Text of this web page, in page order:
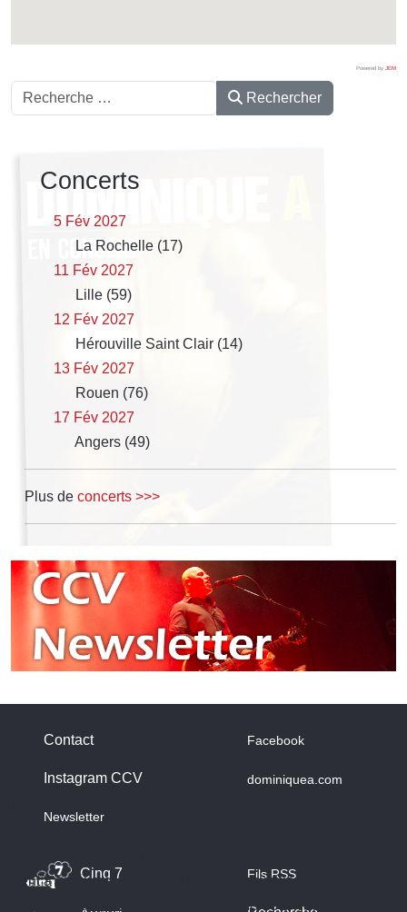
Powered by JEM
Rechercher Rechercher
Concerts
5 Fév 2027
La Rochelle (17)
11 Fév 2027
Lille (59)
12 Fév 2027
Hérouville Saint Clair (14)
13 Fév 2027
Rouen (76)
17 Fév 2027
Angers (49)
Plus de concerts >>>
Contact
Instagram CCV
Newsletter
Facebook
dominiquea.com
Cinq 7 Fils RSS
aident à améliorer ce site et l’expérience utilisateur (cookies
traceurs). Vous pouvez décider vous-même si vous autorisez